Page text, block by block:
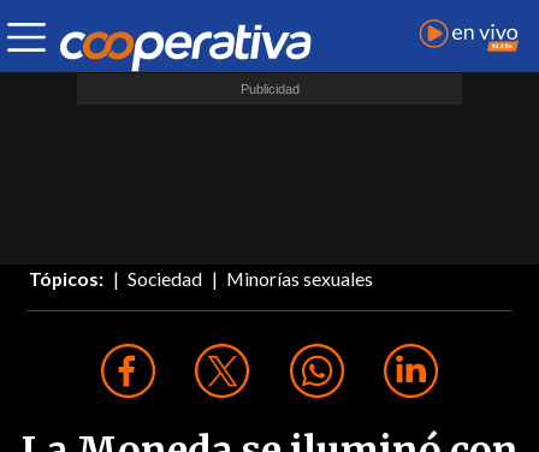
Tópicos: Sociedad Minorías sexuales